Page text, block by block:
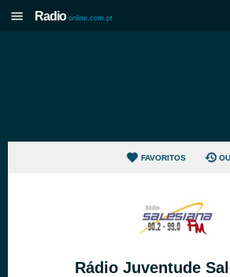
Radio online.com.pt
FAVORITOS
Rádio Juventude